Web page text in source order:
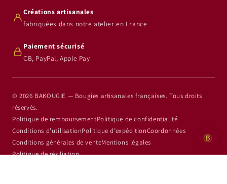
Créations artisanales
fabriquées dans notre atelier en France
Paiement sécurisé
CB, PayPal, Apple Pay
© 2026 BAKOUGIE — Bougies artisanales françaises. Tous droits
réservés.
Politique de remboursementPolitique de confidentialité
Conditions d’utilisationPolitique d’expéditionCoordonnées
Conditions générales de venteMentions légales
Politique de résiliation